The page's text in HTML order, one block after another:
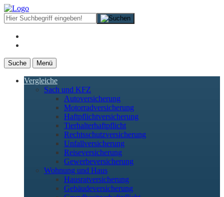
Suche Menü
Vergleiche
Sach und KFZ
Autoversicherung
Motorradversicherung
Haftpflichtversicherung
Tierhalterhaftpflicht
Rechtsschutzversicherung
Unfallversicherung
Reiseversicherung
Gewerbeversicherung
Wohnung und Haus
Hausratversicherung
Gebäudeversicherung